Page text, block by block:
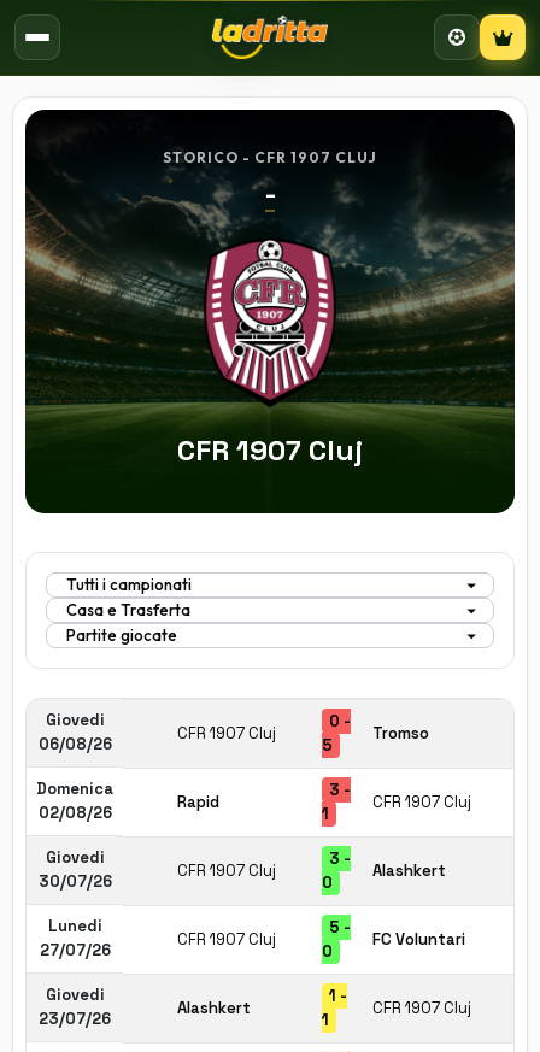
STORICO - CFR 1907 CLUJ
-
CFR 1907 Cluj
Giovedi
06/08/26
CFR 1907 Cluj
0 -
5
Tromso
Domenica
02/08/26
Rapid
3 -
1
CFR 1907 Cluj
Giovedi
30/07/26
CFR 1907 Cluj
3 -
0
Alashkert
Lunedi
27/07/26
CFR 1907 Cluj
5 -
0
FC Voluntari
Giovedi
23/07/26
Alashkert
1 -
1
CFR 1907 Cluj